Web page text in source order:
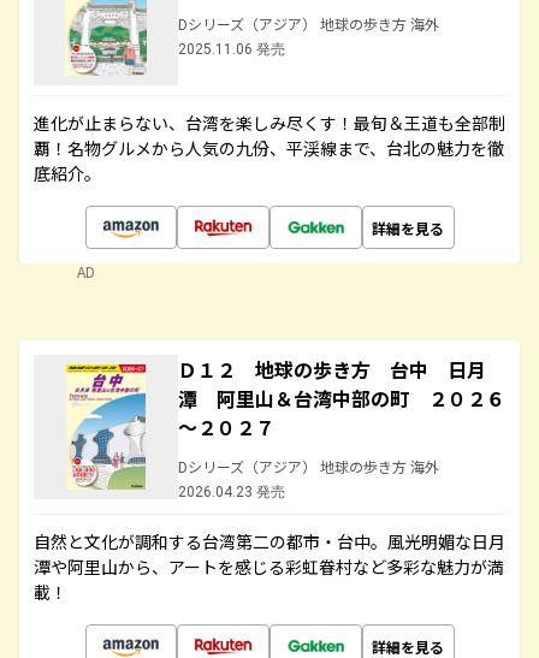
Dシリーズ（アジア） 地球の歩き方 海外
2025.11.06 発売
進化が止まらない、台湾を楽しみ尽くす！最旬＆王道も全部制
覇！名物グルメから人気の九份、平渓線まで、台北の魅力を徹
底紹介。
詳細を見る
AD
Ｄ１２ 地球の歩き方 台中 日月
潭 阿里山＆台湾中部の町 ２０２６
～２０２７
Dシリーズ（アジア） 地球の歩き方 海外
2026.04.23 発売
自然と文化が調和する台湾第二の都市・台中。風光明媚な日月
潭や阿里山から、アートを感じる彩虹眷村など多彩な魅力が満
載！
詳細を見る